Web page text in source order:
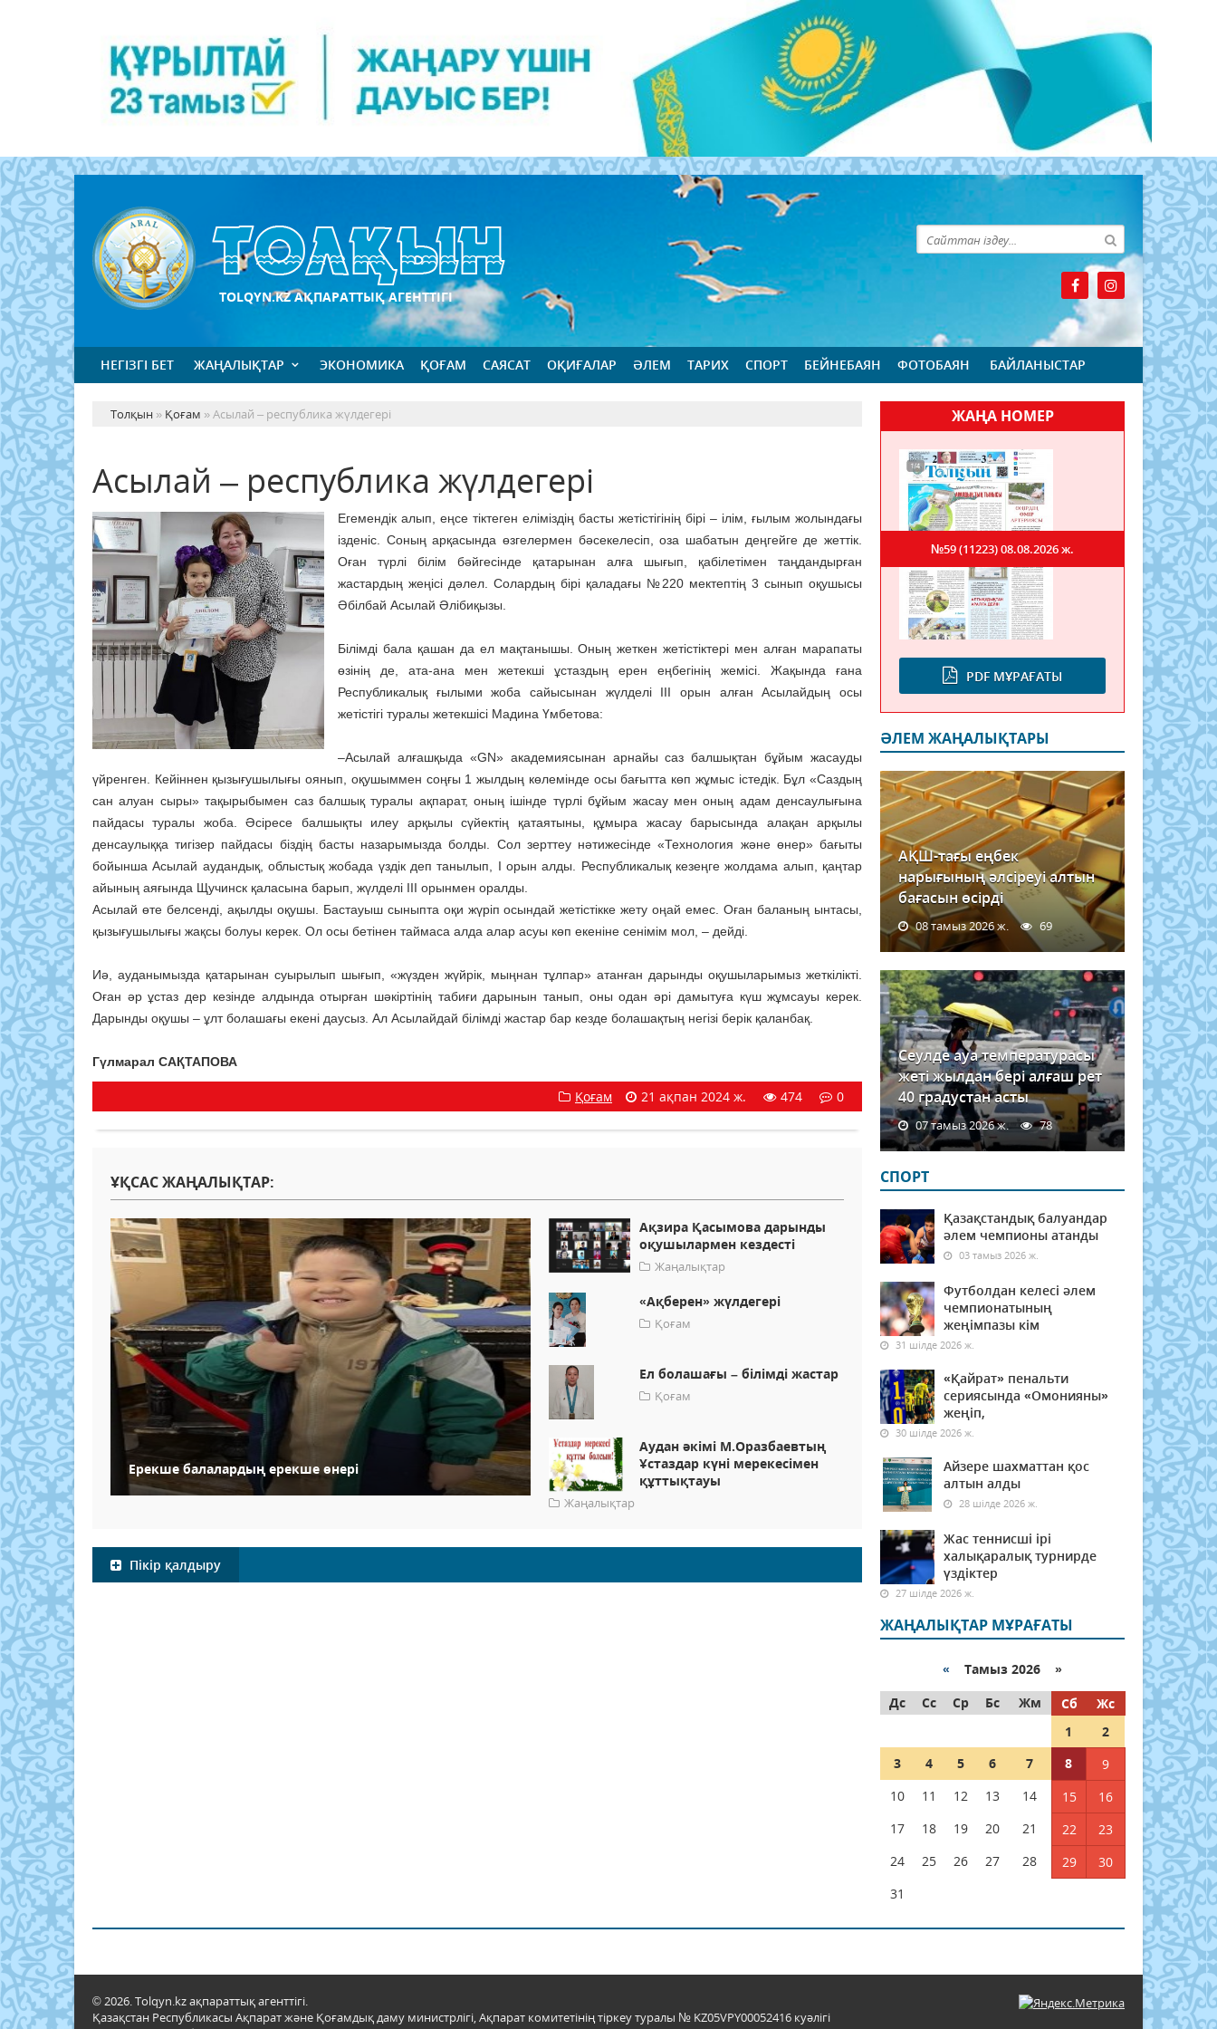
TOLQYN.KZ АҚПАРАТТЫҚ АГЕНТТІГІ
НЕГІЗГІ БЕТ ЖАҢАЛЫҚТАР ЭКОНОМИКА ҚОҒАМ САЯСАТ ОҚИҒАЛАР ӘЛЕМ ТАРИХ СПОРТ БЕЙНЕБАЯН ФОТОБАЯН БАЙЛАНЫСТАР
Толқын » Қоғам » Асылай – республика жүлдегері
Асылай – республика жүлдегері
Егемендік алып, еңсе тіктеген еліміздің басты жетістігінің бірі – ілім, ғылым жолындағы
ізденіс. Соның арқасында өзгелермен бәсекелесіп, оза шабатын деңгейге де жеттік.
Оған түрлі білім бәйгесінде қатарынан алға шығып, қабілетімен таңдандырған
жастардың жеңісі дәлел. Солардың бірі қаладағы №220 мектептің 3 сынып оқушысы
Әбілбай Асылай Әлібиқызы.
Білімді бала қашан да ел мақтанышы. Оның жеткен жетістіктері мен алған марапаты
өзінің де, ата-ана мен жетекші ұстаздың ерен еңбегінің жемісі. Жақында ғана
Республикалық ғылыми жоба сайысынан жүлделі ІІІ орын алған Асылайдың осы
жетістігі туралы жетекшісі Мадина Үмбетова:
–Асылай алғашқыда «GN» академиясынан арнайы саз балшықтан бұйым жасауды
үйренген. Кейіннен қызығушылығы оянып, оқушыммен соңғы 1 жылдың көлемінде осы бағытта көп жұмыс істедік. Бұл «Саздың
сан алуан сыры» тақырыбымен саз балшық туралы ақпарат, оның ішінде түрлі бұйым жасау мен оның адам денсаулығына
пайдасы туралы жоба. Әсіресе балшықты илеу арқылы сүйектің қатаятыны, құмыра жасау барысында алақан арқылы
денсаулыққа тигізер пайдасы біздің басты назарымызда болды. Сол зерттеу нәтижесінде «Технология және өнер» бағыты
бойынша Асылай аудандық, облыстық жобада үздік деп танылып, І орын алды. Республикалық кезеңге жолдама алып, қаңтар
айының аяғында Щучинск қаласына барып, жүлделі ІІІ орынмен оралды.
Асылай өте белсенді, ақылды оқушы. Бастауыш сыныпта оқи жүріп осындай жетістікке жету оңай емес. Оған баланың ынтасы,
қызығушылығы жақсы болуы керек. Ол осы бетінен таймаса алда алар асуы көп екеніне сенімім мол, – дейді.
Иә, ауданымызда қатарынан суырылып шығып, «жүзден жүйрік, мыңнан тұлпар» атанған дарынды оқушыларымыз жеткілікті.
Оған әр ұстаз дер кезінде алдында отырған шәкіртінің табиғи дарынын танып, оны одан әрі дамытуға күш жұмсауы керек.
Дарынды оқушы – ұлт болашағы екені даусыз. Ал Асылайдай білімді жастар бар кезде болашақтың негізі берік қаланбақ.
Гүлмарал САҚТАПОВА
Қоғам 21 ақпан 2024 ж. 474 0
ҰҚСАС ЖАҢАЛЫҚТАР:
Ерекше балалардың ерекше өнері
Ақзира Қасымова дарынды
оқушылармен кездесті
Жаңалықтар
«Ақберен» жүлдегері
Қоғам
Ел болашағы – білімді жастар
Қоғам
Аудан әкімі М.Оразбаевтың
Ұстаздар күні мерекесімен
құттықтауы
Жаңалықтар
Пікір қалдыру
ЖАҢА НОМЕР
PDF МҰРАҒАТЫ
№59 (11223)08.08.2026 ж.
ӘЛЕМ ЖАҢАЛЫҚТАРЫ
АҚШ-тағы еңбек
нарығының әлсіреуі алтын
бағасын өсірді
08 тамыз 2026 ж. 69
Сеулде ауа температурасы
жеті жылдан бері алғаш рет
40 градустан асты
07 тамыз 2026 ж. 78
СПОРТ
Қазақстандық балуандар
әлем чемпионы атанды
03 тамыз 2026 ж.
Футболдан келесі әлем
чемпионатының
жеңімпазы кім
31 шілде 2026 ж.
«Қайрат» пенальти
сериясында «Омонияны»
жеңіп,
30 шілде 2026 ж.
Айзере шахматтан қос
алтын алды
28 шілде 2026 ж.
Жас теннисші ірі
халықаралық турнирде
үздіктер
27 шілде 2026 ж.
ЖАҢАЛЫҚТАР МҰРАҒАТЫ
« Тамыз 2026 »
Дс
Сс Ср Бс Жм Сб
Жс
1
2
3
4 5 6 7 8
9
10
11 12 13 14 15
16
17
18 19 20 21 22
23
24
25 26 27 28 29
30
31
© 2026. Tolqyn.kz ақпараттық агенттігі.
Қазақстан Республикасы Ақпарат және Қоғамдық даму министрлігі, Ақпарат комитетінің тіркеу туралы № KZ05VPY00052416 куәлігі